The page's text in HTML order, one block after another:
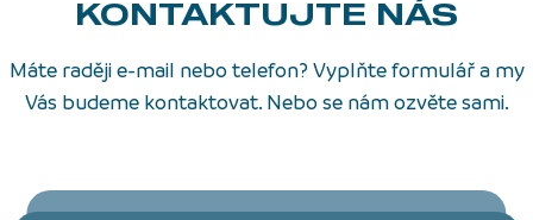
KONTAKTUJTE NÁS
Máte raději e-mail nebo telefon? Vyplňte formulář a my
Vás budeme kontaktovat. Nebo se nám ozvěte sami.